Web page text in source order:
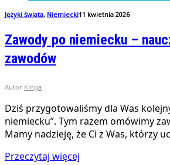
Języki świata, Niemiecki11 kwietnia 2026
Zawody po niemiecku –
zawodów
Autor Kinga
Dziś przygotowaliśmy dla Was
niemiecku”. Tym razem omówimy
Mamy nadzieję, że Ci z Was, którzy
Przeczytaj więcej